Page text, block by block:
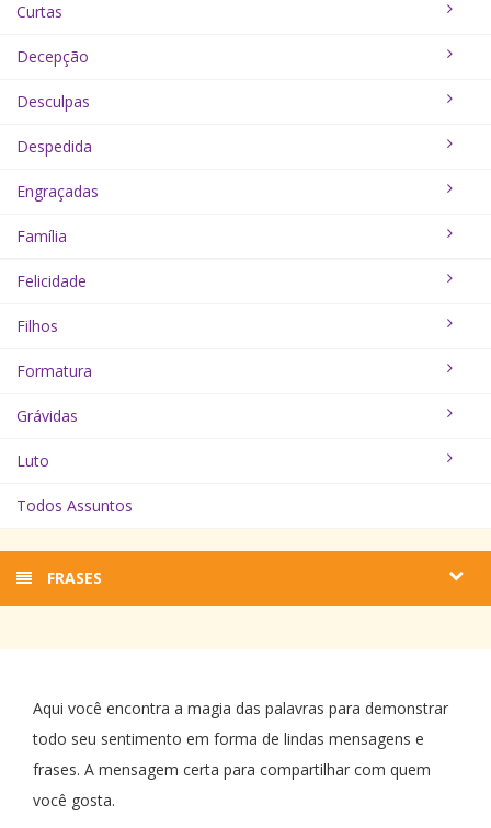
Curtas
Decepção
Desculpas
Despedida
Engraçadas
Família
Felicidade
Filhos
Formatura
Grávidas
Luto
Todos Assuntos
FRASES
Aqui você encontra a magia das palavras para demonstrar
todo seu sentimento em forma de lindas mensagens e
frases. A mensagem certa para compartilhar com quem
você gosta.